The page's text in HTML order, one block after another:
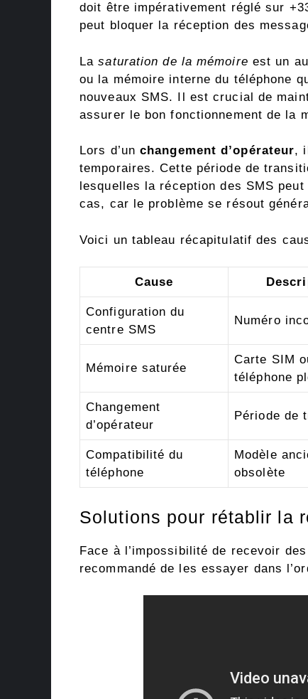
doit être impérativement réglé sur
peut bloquer la réception des
Lasaturation de la mémoire est un
ou la mémoire interne du téléphone
nouveaux SMS. Il est crucial de
assurer le bon fonctionnement de la
Lors d’un changement d’opérateur,
temporaires. Cette période de
lesquelles la réception des SMS
cas, car le problème se résout
Voici un tableau récapitulatif des
Cause
Configuration du
centre SMS
Numéro
Mémoire saturée
Carte SIM
téléphone
Changement
d’opérateur
Période de
Compatibilité du
téléphone
Modèle
obsolète
Solutions pour rétablir la
Face à l’impossibilité de recevoir
recommandé de les essayer dans